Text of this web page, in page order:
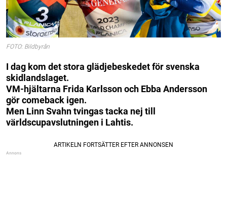
FOTO: Bildbyrån
I dag kom det stora glädjebeskedet för svenska
skidlandslaget.
VM-hjältarna Frida Karlsson och Ebba Andersson
gör comeback igen.
Men Linn Svahn tvingas tacka nej till
världscupavslutningen i Lahtis.